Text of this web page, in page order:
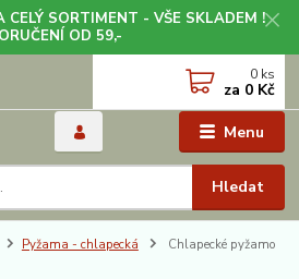
CELÝ SORTIMENT - VŠE SKLADEM !
OD 59,-
Menu
Hledat
0 ks
za 0 Kč
Pyžama - chlapecká
Chlapecké pyžamo